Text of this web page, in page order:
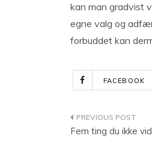
kan man gradvist
egne valg og
forbuddet kan
FACEBOOK
Fem ting du ikke